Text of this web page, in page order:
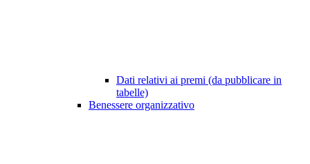
Dati relativi ai premi (da pubblicare in
tabelle)
Benessere organizzativo